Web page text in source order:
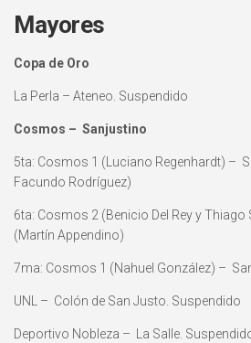
Mayores
Copa de Oro
La Perla – Ateneo. Suspendido
Cosmos – Sanjustino
5ta: Cosmos 1 (Luciano Regenhardt) –
Facundo Rodríguez)
6ta: Cosmos 2 (Benicio Del Rey y
(Martín Appendino)
7ma: Cosmos 1 (Nahuel González) –
UNL – Colón de San Justo. Suspendido
Deportivo Nobleza – La Salle.